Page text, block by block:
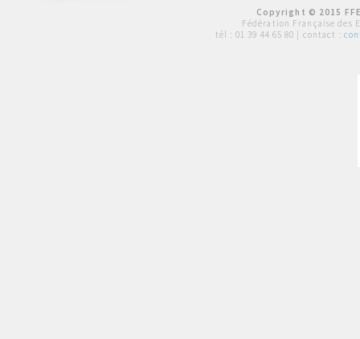
Copyright © 2015
Fédération Française des
tél : 01 39 44 65 80 | contact :